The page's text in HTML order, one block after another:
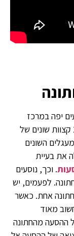
יפה במרכז
הארץ. אולם המשפחות של בני הזוג, גרות ב2 קצוות שונים של
השונים
את בעיית
. וכך, נוסעים
לפעמים, יש
אחת. כאשר
מאוד
ההסעה מהחתונה